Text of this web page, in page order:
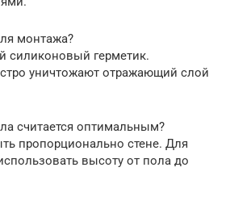
монтажа?
силиконовый герметик.
уничтожают отражающий слой
считается оптимальным?
пропорционально стене. Для
высоту от пола до